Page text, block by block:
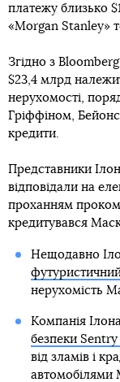
платежу близько
«Morgan Stanley»
Згідно з
$23,4 млрд
нерухомості,
Гріффіном,
кредити.
Представники
відповідали на
проханням
кредитувався
Нещодавно
нерухомість
Компанія
безпеки
від зламів і
автомобілями